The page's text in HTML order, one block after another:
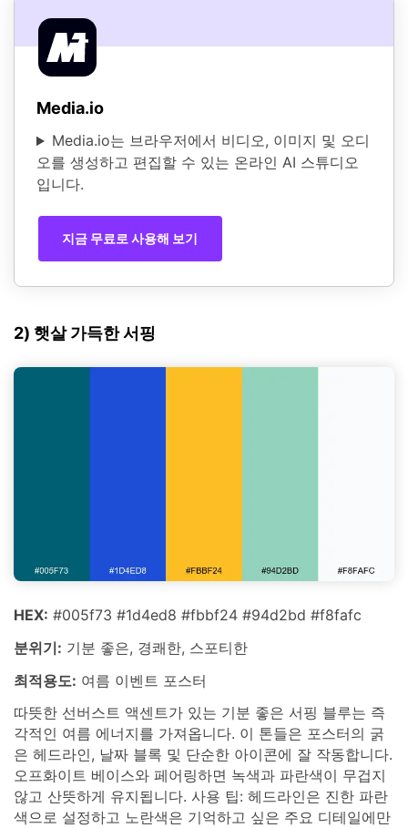
Media.io
Media.io는 브라우저에서 비디오, 이미지 및 오디
오를 생성하고 편집할 수 있는 온라인 AI 스튜디오
입니다.
지금 무료로 사용해 보기
2) 햇살 가득한 서핑
HEX: #005f73 #1d4ed8 #fbbf24 #94d2bd #f8fafc
분위기: 기분 좋은, 경쾌한, 스포티한
최적용도: 여름 이벤트 포스터
따뜻한 선버스트 액센트가 있는 기분 좋은 서핑 블루는 즉
각적인 여름 에너지를 가져옵니다. 이 톤들은 포스터의 굵
은 헤드라인, 날짜 블록 및 단순한 아이콘에 잘 작동합니다.
오프화이트 베이스와 페어링하면 녹색과 파란색이 무겁지
않고 산뜻하게 유지됩니다. 사용 팁: 헤드라인은 진한 파란
색으로 설정하고 노란색은 기억하고 싶은 주요 디테일에만